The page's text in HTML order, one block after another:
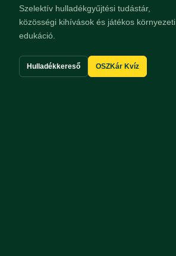
Szelektív hulladékgyűjtési tudástár,
közösségi kihívások és játékos környezeti
edukáció.
Hulladékkereső OSZKár Kvíz